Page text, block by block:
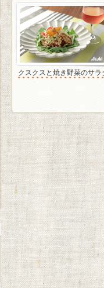
クスクスと焼き野菜のサラ